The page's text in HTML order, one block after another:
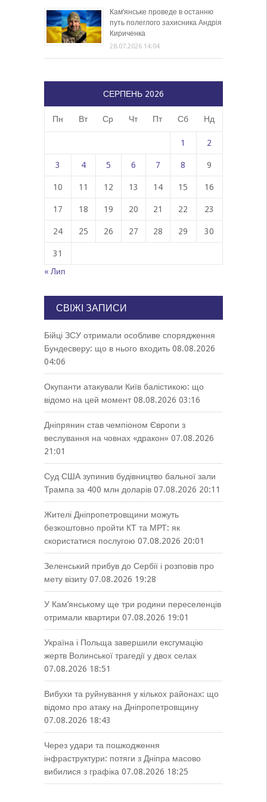
Кам’янське проведе в останню
путь полеглого захисника Андрія
Кириченка
28.07.2026 14:04
СЕРПЕНЬ 2026
Пн Вт Ср Чт Пт Сб Нд
1 2
3 4 5 6 7 8 9
10 11 12 13 14 15 16
17 18 19 20 21 22 23
24 25 26 27 28 29 30
31
« Лип
СВІЖІ ЗАПИСИ
Бійці ЗСУ отримали особливе спорядження
Бундесверу: що в нього входить 08.08.2026
04:06
Окупанти атакували Київ балістикою: що
відомо на цей момент 08.08.2026 03:16
Дніпрянин став чемпіоном Європи з
веслування на човнах «дракон» 07.08.2026
21:01
Суд США зупинив будівництво бальної зали
Трампа за 400 млн доларів 07.08.2026 20:11
Жителі Дніпропетровщини можуть
безкоштовно пройти КТ та МРТ: як
скористатися послугою 07.08.2026 20:01
Зеленський прибув до Сербії і розповів про
мету візиту 07.08.2026 19:28
У Кам’янському ще три родини переселенців
отримали квартири 07.08.2026 19:01
Україна і Польща завершили ексгумацію
жертв Волинської трагедії у двох селах
07.08.2026 18:51
Вибухи та руйнування у кількох районах: що
відомо про атаку на Дніпропетровщину
07.08.2026 18:43
Через удари та пошкодження
інфраструктури: потяги з Дніпра масово
вибилися з графіка 07.08.2026 18:25